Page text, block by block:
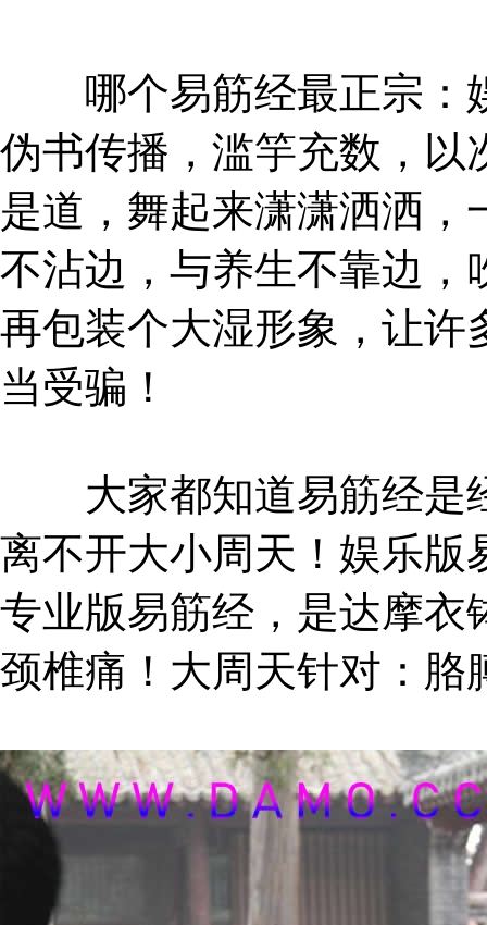
哪个易筋经最正宗：
伪书传播，滥竽充数，以
是道，舞起来潇潇洒洒
不沾边，与养生不靠边，
再包装个大湿形象，让许
当受骗！
大家都知道易筋经是
离不开大小周天！娱乐版
专业版易筋经，是达摩衣
颈椎痛！大周天针对：胳